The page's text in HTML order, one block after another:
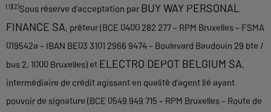
(1)(2)Sous réserve d’acceptation par BUY WAY PERSONAL
FINANCE SA, prêteur (BCE 0400 282 277 – RPM Bruxelles – FSMA
019542a – IBAN BE03 3101 2966 9474 – Boulevard Baudouin 29 bte /
bus 2, 1000 Bruxelles) et ELECTRO DEPOT BELGIUM SA,
intermédiaire de crédit agissant en qualité d’agent lié ayant
pouvoir de signature (BCE 0549 949 715 – RPM Bruxelles – Route de